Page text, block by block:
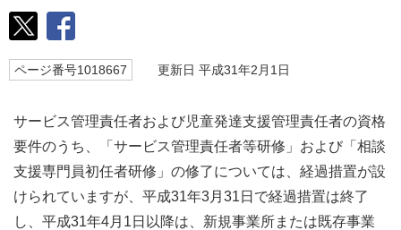
ページ番号1018667 更新日 平成31年2月1日
サービス管理責任者および児童発達支援管理責任者の資格
要件のうち、「サービス管理責任者等研修」および「相談
支援専門員初任者研修」の修了については、経過措置が設
けられていますが、平成31年3月31日で経過措置は終了
し、平成31年4月1日以降は、新規事業所または既存事業